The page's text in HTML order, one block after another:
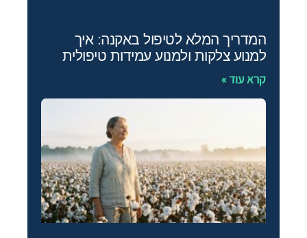
המדריך המלא לטיפול באקנה: איך
למנוע צלקות ולמנוע עמידות טיפולית
קרא עוד »